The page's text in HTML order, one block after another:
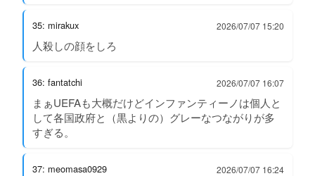
35: mirakux 2026/07/07 15:20
人殺しの顔をしろ
36: fantatchi 2026/07/07 16:07
まぁUEFAも大概だけどインファンティーノは個人と
して各国政府と（黒よりの）グレーなつながりが多
すぎる。
37: meomasa0929 2026/07/07 16:24